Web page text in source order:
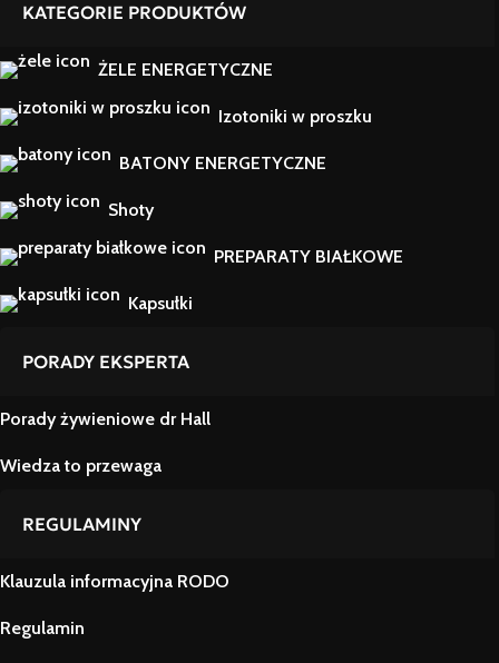
KATEGORIE PRODUKTÓW
ŻELE ENERGETYCZNE
Izotoniki w proszku
BATONY ENERGETYCZNE
Shoty
PREPARATY BIAŁKOWE
Kapsułki
PORADY EKSPERTA
Porady żywieniowe dr Hall
Wiedza to przewaga
REGULAMINY
Klauzula informacyjna RODO
Regulamin